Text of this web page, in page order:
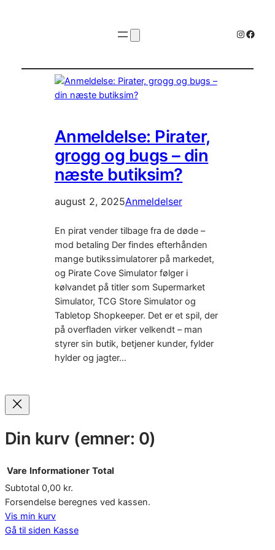
Anmeldelse: Pirater,
grogg og bugs – din
næste butiksim?
august 2, 2025Anmeldelser
En pirat vender tilbage fra de døde –
mod betaling Der findes efterhånden
mange butikssimulatorer på markedet,
og Pirate Cove Simulator følger i
kølvandet på titler som Supermarket
Simulator, TCG Store Simulator og
Tabletop Shopkeeper. Det er et spil, der
på overfladen virker velkendt – man
styrer sin butik, betjener kunder, fylder
hylder og jagter…
Din kurv (emner: 0)
Varer
i
indkøbskurv
Vare Informationer Total
Subtotal 0,00 kr.
Forsendelse beregnes ved kassen.
Vis min kurv
Gå til siden Kasse